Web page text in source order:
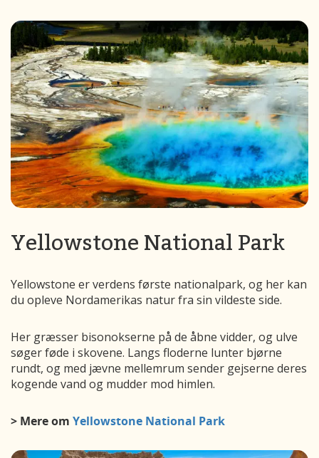
Yellowstone National Park
Yellowstone er verdens første nationalpark, og her kan
du opleve Nordamerikas natur fra sin vildeste side.
Her græsser bisonokserne på de åbne vidder, og ulve
søger føde i skovene. Langs floderne lunter bjørne
rundt, og med jævne mellemrum sender gejserne deres
kogende vand og mudder mod himlen.
> Mere om Yellowstone National Park